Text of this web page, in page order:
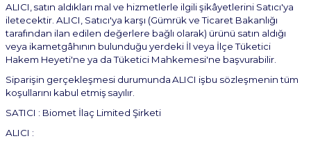
ALICI, satın aldıkları mal ve hizmetlerle ilgili şikâyetlerini Satıcı'ya
iletecektir. ALICI, Satıcı'ya karşı (Gümrük ve Ticaret Bakanlığı
tarafından ilan edilen değerlere bağlı olarak) ürünü satın aldığı
veya ikametgâhının bulunduğu yerdeki İl veya İlçe Tüketici
Hakem Heyeti'ne ya da Tüketici Mahkemesi'ne başvurabilir.
Siparişin gerçekleşmesi durumunda ALICI işbu sözleşmenin tüm
koşullarını kabul etmiş sayılır.
SATICI : Biomet İlaç Limited Şirketi
ALICI :